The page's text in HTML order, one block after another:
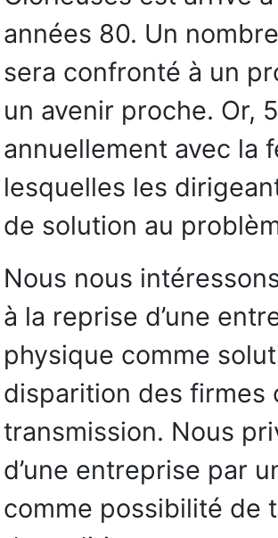
années 80. Un
sera confronté à un
un avenir proche. Or,
annuellement avec la
lesquelles les
de solution au
Nous nous
à la reprise d’une
physique comme
disparition des firmes
transmission. Nous
d’une entreprise par
comme possibilité de